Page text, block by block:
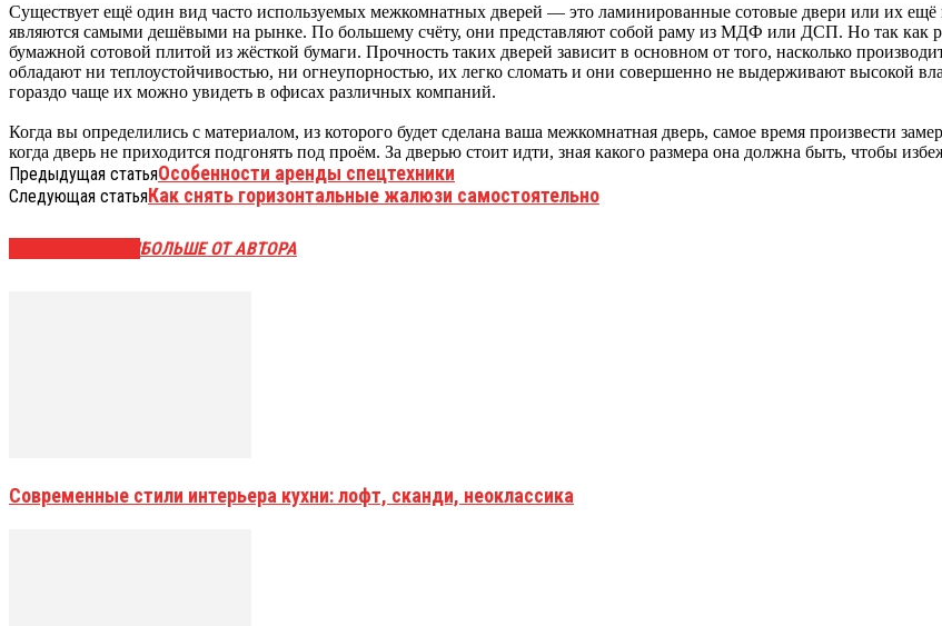
Существует ещё один вид часто используемых межкомнатных дверей — это ламинированные сотовые двери или их
являются самыми дешёвыми на рынке. По большему счёту, они представляют собой раму из МДФ или ДСП. Но так как
бумажной сотовой плитой из жёсткой бумаги. Прочность таких дверей зависит в основном от того, насколько
обладают ни теплоустойчивостью, ни огнеупорностью, их легко сломать и они совершенно не выдерживают высокой
гораздо чаще их можно увидеть в офисах различных компаний.
Когда вы определились с материалом, из которого будет сделана ваша межкомнатная дверь, самое время произвести
когда дверь не приходится подгонять под проём. За дверью стоит идти, зная какого размера она должна быть, чтобы
Предыдущая статьяОсобенности аренды спецтехники
Следующая статьяКак снять горизонтальные жалюзи самостоятельно
БОЛЬШЕ ОТ АВТОРА
Современные стили интерьера кухни: лофт, сканди, неоклассика